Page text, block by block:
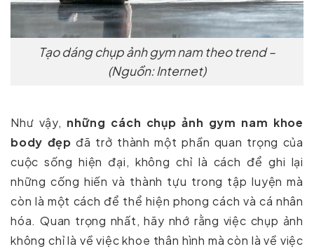
Tạo dáng chụp ảnh gym nam theo trend –
(Nguồn: Internet)
Như vậy, những cách chụp ảnh gym nam khoe
body đẹp đã trở thành một phần quan trọng của
cuộc sống hiện đại, không chỉ là cách để ghi lại
những cống hiến và thành tựu trong tập luyện mà
còn là một cách để thể hiện phong cách và cá nhân
hóa. Quan trọng nhất, hãy nhớ rằng việc chụp ảnh
không chỉ là về việc khoe thân hình mà còn là về việc